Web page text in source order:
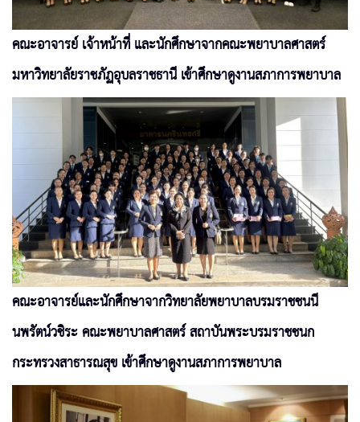
คณะอาจารย์ เจ้าหน้าที่ และนักศึกษาจากคณะพยาบาลศาสตร์
มหาวิทยาลัยราชภัฏอุบลราชธานี เข้าศึกษาดูงานสภาการพยาบาล
คณะอาจารย์และนักศึกษาจากวิทยาลัยพยาบาลบรมราชชนนี
นพรัตน์วชิระ คณะพยาบาลศาสตร์ สถาบันพระบรมราชชนก
กระทรวงสาธารณสุข เข้าศึกษาดูงานสภาการพยาบาล